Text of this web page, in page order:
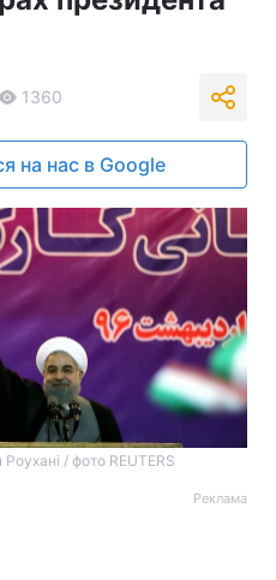
1360
на нас в Google
/ фото REUTERS
Реклама